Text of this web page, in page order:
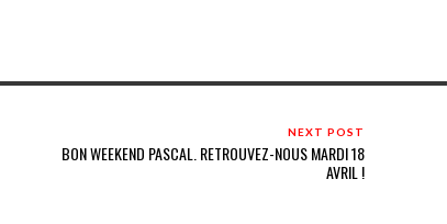
NEXT POST
BON WEEKEND PASCAL. RETROUVEZ-NOUS MARDI 18
AVRIL !